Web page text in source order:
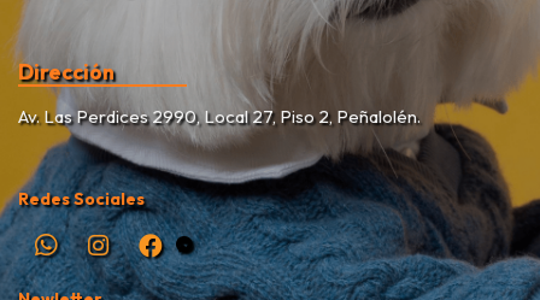
Dirección
Av. Las Perdices 2990, Local 27, Piso 2, Peñalolén.
Redes Sociales